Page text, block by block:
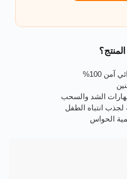
100%
الشد والسحب
الحواس